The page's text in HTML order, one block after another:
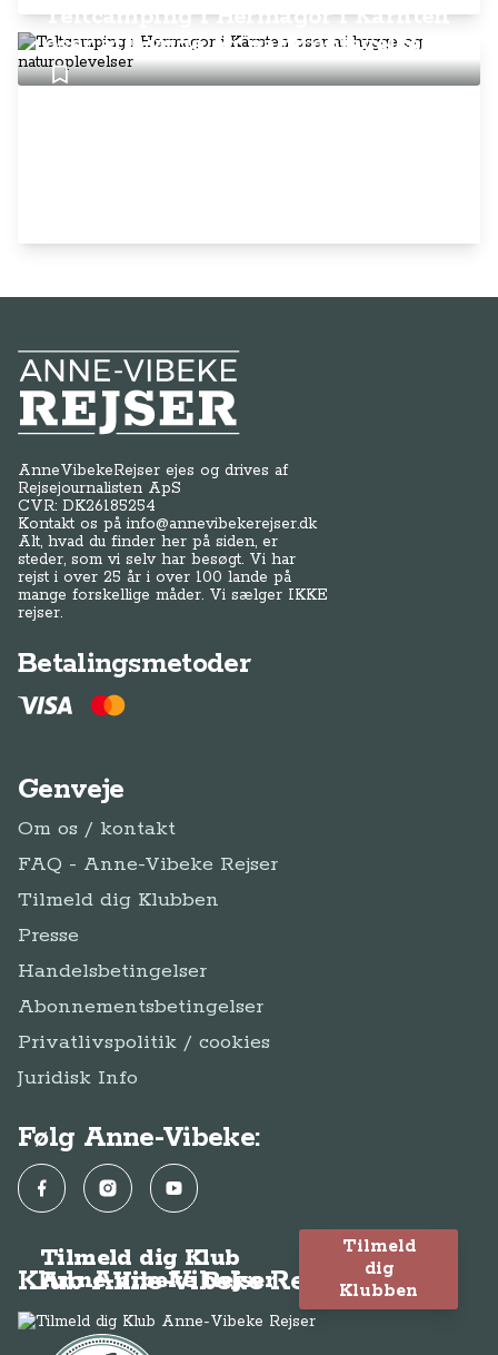
Teltcamping i Hermagor i Kärnten
oser af hygge og naturoplevelser
Anne-Vibeke Rejser
AnneVibekeRejser ejes og drives af
Rejsejournalisten ApS
CVR: DK26185254
Kontakt os påinfo@annevibekerejser.dk
Alt, hvad du finder her på siden, er
steder, som vi selv har besøgt. Vi har
rejst i over 25 år i over 100 lande på
mange forskellige måder. Vi sælger IKKE
rejser.
Betalingsmetoder
Genveje
Om os / kontakt
FAQ - Anne-Vibeke Rejser
Tilmeld dig Klubben
Presse
Handelsbetingelser
Abonnementsbetingelser
Privatlivspolitik / cookies
Juridisk Info
Følg Anne-Vibeke:
FacebookInstagramYouTube
Klub Anne-Vibeke Rejser
Tilmeld dig Klub
Anne-Vibeke Rejser
Tilmeld
dig
Klubben